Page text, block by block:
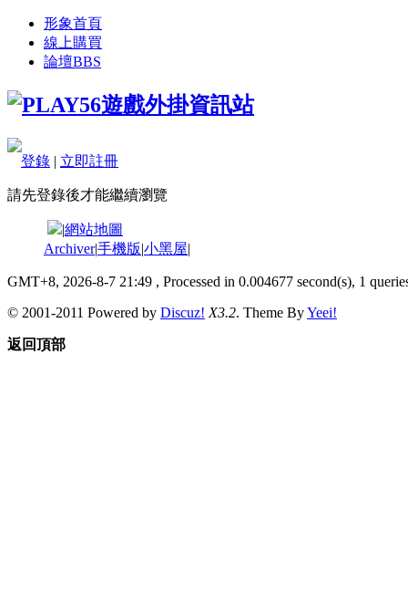
形象首頁
線上購買
論壇BBS
登錄 | 立即註冊
請先登錄後才能繼續瀏覽
|網站地圖
Archiver|手機版|小黑屋|
GMT+8, 2026-8-7 21:49 , Processed in 0.004677 second(s), 1
© 2001-2011 Powered by Discuz! X3.2. Theme ByYeei!
返回頂部